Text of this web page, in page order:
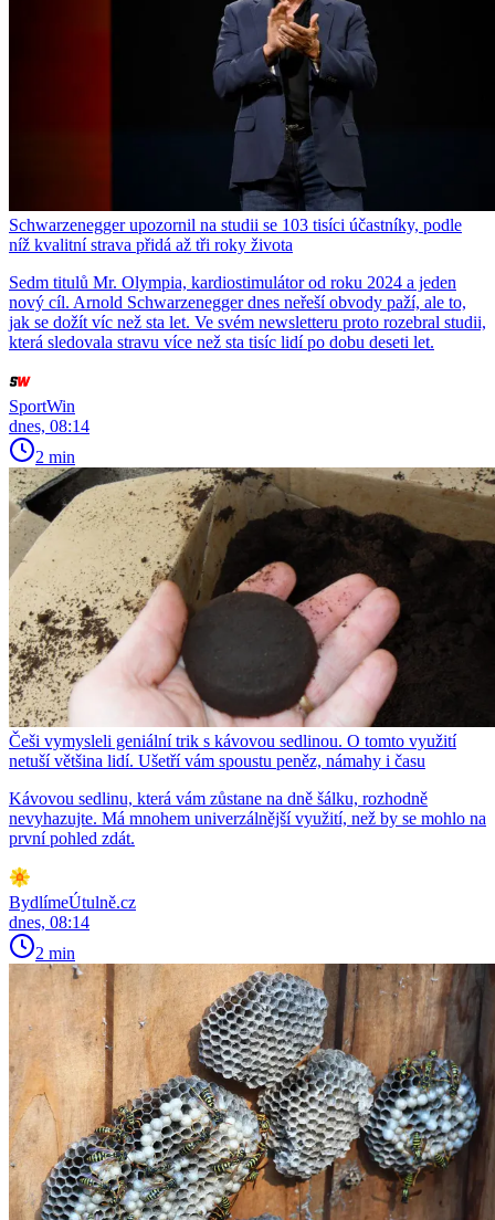
Schwarzenegger upozornil na studii se 103 tisíci účastníky, podle
níž kvalitní strava přidá až tři roky života
Sedm titulů Mr. Olympia, kardiostimulátor od roku 2024 a jeden
nový cíl. Arnold Schwarzenegger dnes neřeší obvody paží, ale to,
jak se dožít víc než sta let. Ve svém newsletteru proto rozebral studii,
která sledovala stravu více než sta tisíc lidí po dobu deseti let.
SportWin
dnes, 08:14
2 min
Češi vymysleli geniální trik s kávovou sedlinou. O tomto využití
netuší většina lidí. Ušetří vám spoustu peněz, námahy i času
Kávovou sedlinu, která vám zůstane na dně šálku, rozhodně
nevyhazujte. Má mnohem univerzálnější využití, než by se mohlo na
první pohled zdát.
BydlímeÚtulně.cz
dnes, 08:14
2 min